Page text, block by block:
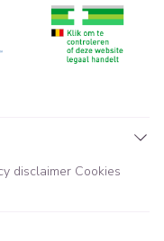
disclaimer Cookies